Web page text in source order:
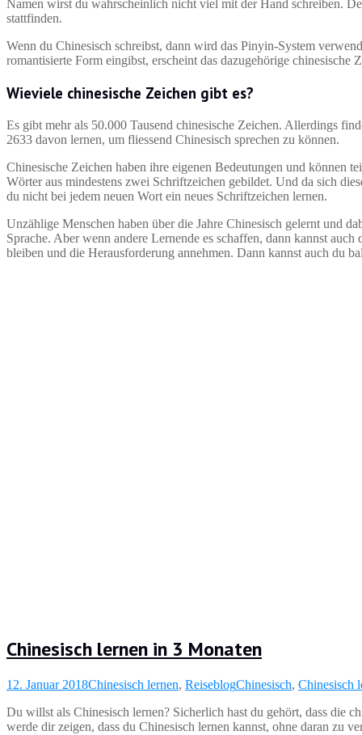
Namen wirst du wahrscheinlich nicht viel mit der Hand schreiben.
stattfinden.
Wenn du Chinesisch schreibst, dann wird das Pinyin-System
romantisierte Form eingibst, erscheint das dazugehörige chinesische
Wieviele chinesische Zeichen gibt es?
Es gibt mehr als 50.000 Tausend chinesische Zeichen. Allerdings
2633 davon lernen, um fliessend Chinesisch sprechen zu können.
Chinesische Zeichen haben ihre eigenen Bedeutungen und können
Wörter aus mindestens zwei Schriftzeichen gebildet. Und da sich
du nicht bei jedem neuen Wort ein neues Schriftzeichen lernen.
Unzählige Menschen haben über die Jahre Chinesisch gelernt und
Sprache. Aber wenn andere Lernende es schaffen, dann kannst auch
bleiben und die Herausforderung annehmen. Dann kannst auch du
Chinesisch lernen in 3 Monaten
12. Januar 2018Chinesisch lernen, ReiseblogChinesisch, Chinesisch
Du willst als Chinesisch lernen? Sicherlich hast du gehört, dass die
werde dir zeigen, dass du Chinesisch lernen kannst, ohne daran zu